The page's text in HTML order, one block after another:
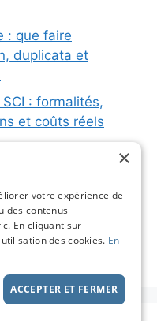
: que faire
duplicata et
: formalités,
et coûts réels
plaques
grise : étapes
pour éviter les
×
votre expérience de
des contenus
En cliquant sur
des cookies. En
ACCEPTER ET FERMER